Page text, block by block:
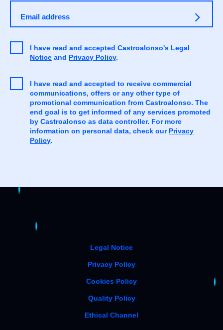
Email address
I have read and accepted Castroalonso's Legal
Notice and Privacy Policy.
I have read and accepted to receive commercial
communications, offers or any other type of
promotional communication from Castroalonso. The
end goal is to get informed of any services promoted
by Castroalonso as data controller. For more
information on personal data, check our Privacy
Policy.
Legal Notice
Privacy Policy
Cookies Policy
Quality Policy
Ethical Channel